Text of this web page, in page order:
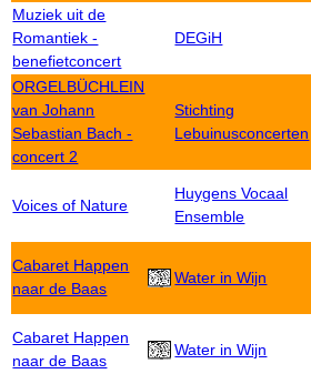
Muziek uit de
Romantiek -
benefietconcert
DEGiH
ORGELBÜCHLEIN
van Johann
Sebastian Bach -
concert 2
Stichting
Lebuinusconcerten
Voices of Nature
Huygens Vocaal
Ensemble
Cabaret Happen
naar de Baas
Water in Wijn
Cabaret Happen
naar de Baas
Water in Wijn